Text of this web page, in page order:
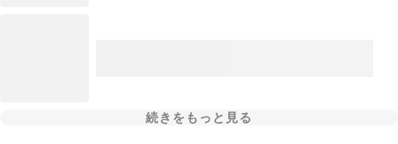
続きをもっと見る